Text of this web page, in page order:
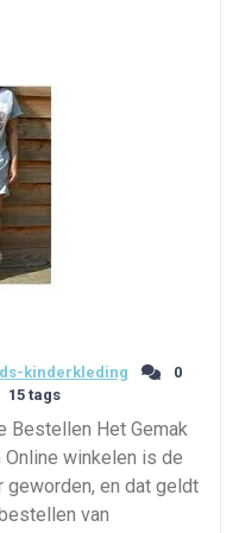
kinderkleding
0
15 tags
Bestellen Het Gemak
winkelen is de
geworden, en dat geldt
van